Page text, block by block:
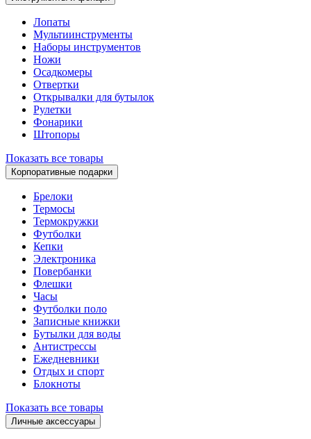
Лопаты
Мультиинструменты
Наборы инструментов
Ножи
Осадкомеры
Отвертки
Открывалки для бутылок
Рулетки
Фонарики
Штопоры
Показать все товары
Корпоративные подарки
Брелоки
Термосы
Термокружки
Футболки
Кепки
Электроника
Повербанки
Флешки
Часы
Футболки поло
Записные книжки
Бутылки для воды
Антистрессы
Ежедневники
Отдых и спорт
Блокноты
Показать все товары
Личные аксессуары